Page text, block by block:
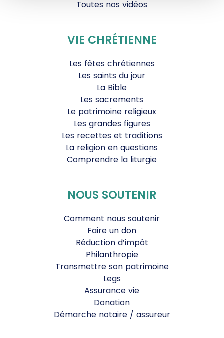
Toutes nos vidéos
VIE CHRÉTIENNE
Les fêtes chrétiennes
Les saints du jour
La Bible
Les sacrements
Le patrimoine religieux
Les grandes figures
Les recettes et traditions
La religion en questions
Comprendre la liturgie
NOUS SOUTENIR
Comment nous soutenir
Faire un don
Réduction d’impôt
Philanthropie
Transmettre son patrimoine
Legs
Assurance vie
Donation
Démarche notaire / assureur